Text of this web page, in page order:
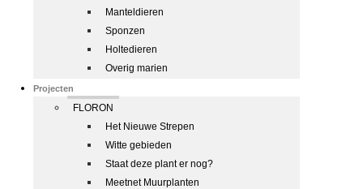
Manteldieren
Sponzen
Holtedieren
Overig marien
Projecten
FLORON
Het Nieuwe Strepen
Witte gebieden
Staat deze plant er nog?
Meetnet Muurplanten